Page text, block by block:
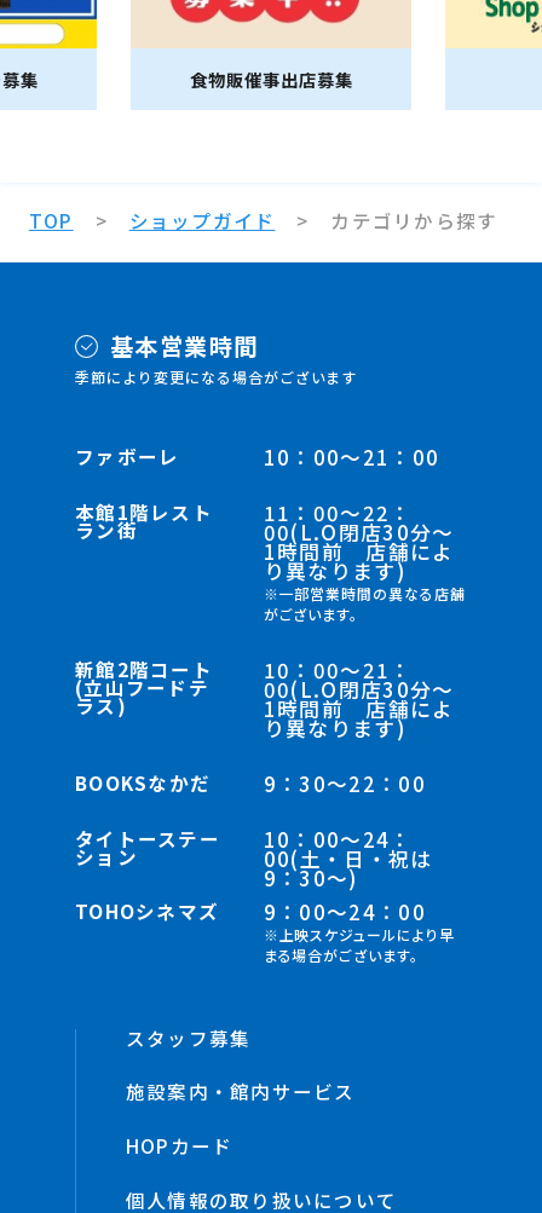
集 食物販催事出店募集
TOP ショップガイド カテゴリから探す
基本営業時間
季節により変更になる場合がございます
ファボーレ 10：00～21：00
本館1階レスト
ラン街
11：00～22：
00(L.O閉店30分～
1時間前 店舗によ
り異なります)
※一部営業時間の異なる店舗
がございます。
新館2階コート
(立山フードテ
ラス)
10：00～21：
00(L.O閉店30分～
1時間前 店舗によ
り異なります)
BOOKSなかだ 9：30～22：00
タイトーステー
ション
10：00～24：
00(土・日・祝は
9：30～)
TOHOシネマズ 9：00～24：00
※上映スケジュールにより早
まる場合がございます。
スタッフ募集
施設案内・館内サービス
HOPカード
個人情報の取り扱いについて